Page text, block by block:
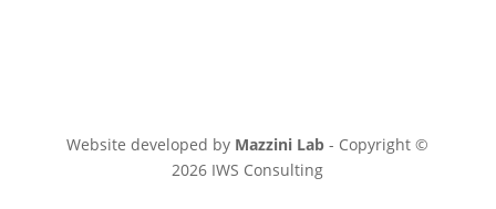
Website developed by Mazzini Lab - Copyright ©
2026 IWS Consulting